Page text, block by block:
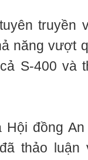
truyền
năng vượt
S-400 và
đồng
thảo